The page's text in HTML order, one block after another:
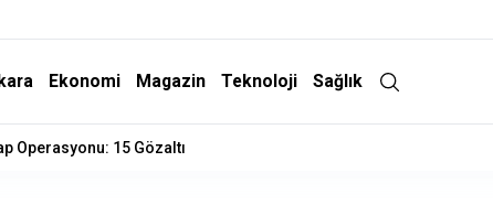
Ekonomi Magazin Teknoloji Sağlık
Operasyonu: 15 Gözaltı